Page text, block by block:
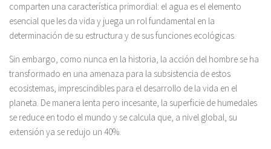
comparten una característica primordial: el agua es el elemento
esencial que les da vida y juega un rol fundamental en la
determinación de su estructura y de sus funciones ecológicas.
Sin embargo, como nunca en la historia, la acción del hombre se ha
transformado en una amenaza para la subsistencia de estos
ecosistemas, imprescindibles para el desarrollo de la vida en el
planeta. De manera lenta pero incesante, la superficie de humedales
se reduce en todo el mundo y se calcula que, a nivel global, su
extensión ya se redujo un 40%.